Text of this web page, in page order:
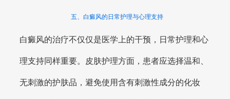
五、白癜风的日常护理与心理支持
白癜风的治疗不仅仅是医学上的干预，日常护理和心
理支持同样重要。皮肤护理方面，患者应选择温和、
无刺激的护肤品，避免使用含有刺激性成分的化妆